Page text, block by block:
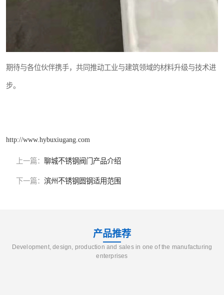
期待与各位伙伴携手，共同推动工业与建筑领域的材料升级与技术进
步。
http://www.hybuxiugang.com
上一篇： 聊城不锈钢阀门产品介绍
下一篇： 滨州不锈钢圆钢适用范围
产品推荐
Development, design, production and sales in one of the manufacturing
enterprises